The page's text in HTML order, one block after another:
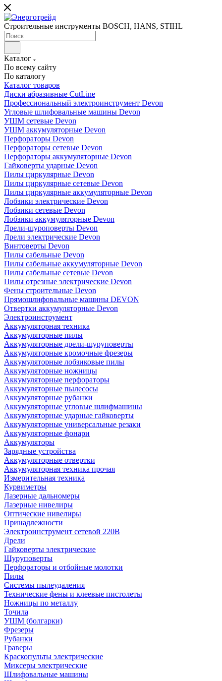
Строительные инструменты BOSCH, HANS, STIHL
Каталог
По всему сайту
По каталогу
Каталог товаров
Диски абразивные CutLine
Профессиональный электроинструмент Devon
Угловые шлифовальные машины Devon
УШМ сетевые Devon
УШМ аккумуляторные Devon
Перфораторы Devon
Перфораторы сетевые Devon
Перфораторы аккумуляторные Devon
Гайковерты ударные Devon
Пилы циркулярные Devon
Пилы циркулярные сетевые Devon
Пилы циркулярные аккумуляторные Devon
Лобзики электрические Devon
Лобзики сетевые Devon
Лобзики аккумуляторные Devon
Дрели-шуроповерты Devon
Дрели электрические Devon
Винтоверты Devon
Пилы сабельные Devon
Пилы сабельные аккумуляторные Devon
Пилы сабельные сетевые Devon
Пилы отрезные электрические Devon
Фены строительные Devon
Прямошлифовальные машины DEVON
Отвертки аккумуляторные Devon
Электроинструмент
Аккумуляторная техника
Аккумуляторные пилы
Аккумуляторные дрели-шуруповерты
Аккумуляторные кромочные фрезеры
Аккумуляторные лобзиковые пилы
Аккумуляторные ножницы
Аккумуляторные перфораторы
Аккумуляторные пылесосы
Аккумуляторные рубанки
Аккумуляторные угловые шлифмашины
Аккумуляторные ударные гайковерты
Аккумуляторные универсальные резаки
Аккумуляторные фонари
Аккумуляторы
Зарядные устройства
Аккумуляторные отвертки
Аккумуляторная техника прочая
Измерительная техника
Курвиметры
Лазерные дальномеры
Лазерные нивелиры
Оптические нивелиры
Принадлежности
Электроинструмент сетевой 220В
Дрели
Гайковерты электрические
Шуруповерты
Перфораторы и отбойные молотки
Пилы
Системы пылеудаления
Технические фены и клеевые пистолеты
Ножницы по металлу
Точила
УШМ (болгарки)
Фрезеры
Рубанки
Граверы
Краскопульты электрические
Миксеры электрические
Шлифовальные машины